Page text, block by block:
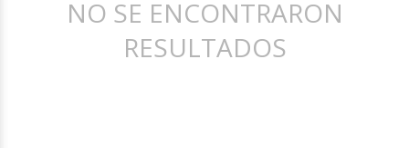
NO SE ENCONTRARON
RESULTADOS